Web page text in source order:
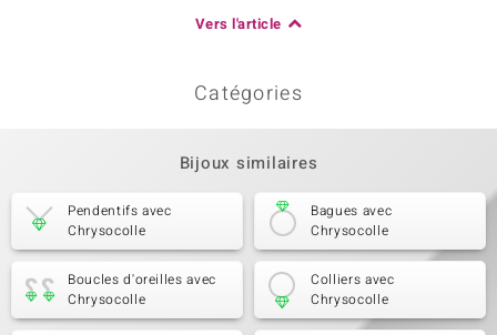
Vers l'article
Catégories
Bijoux similaires
Pendentifs avec
Chrysocolle
Bagues avec
Chrysocolle
Boucles d'oreilles avec
Chrysocolle
Colliers avec
Chrysocolle